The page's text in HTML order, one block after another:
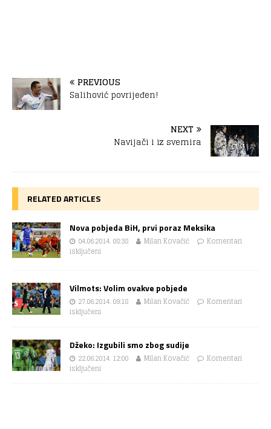
PREVIOUS
Salihović povrijeđen!
NEXT
Navijači i iz svemira
RELATED ARTICLES
Nova pobjeda BiH, prvi poraz Meksika
04.06.2014. 08:38 Milan Kovačić
Komentari
isključeni
Vilmots: Volim ovakve pobjede
27.06.2014. 09:18 Milan Kovačić
Komentari
isključeni
Džeko: Izgubili smo zbog sudije
22.06.2014. 12:00 Milan Kovačić
Komentari
isključeni